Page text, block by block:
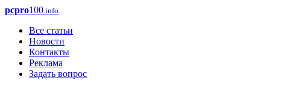
pcpro100.info
Все статьи
Новости
Контакты
Реклама
Задать вопрос